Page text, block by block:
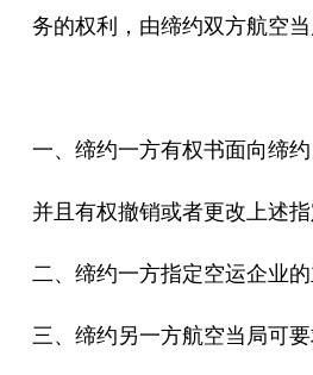
务的权利，由缔约双方航空当
一、缔约一方有权书面向缔约
并且有权撤销或者更改上述指
二、缔约一方指定空运企业的
三、缔约另一方航空当局可要